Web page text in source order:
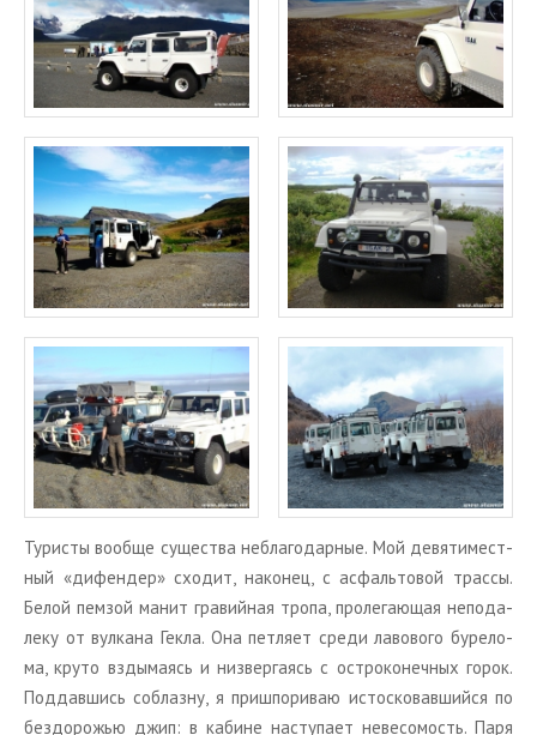
Ту­ри­сты во­об­ще су­ще­ства небла­го­дар­ные. Мой де­вя­ти­мест­
ный «ди­фен­дер» схо­дит, на­ко­нец, с ас­фаль­то­вой трас­сы.
Белой пем­зой манит гра­вий­ная тропа, про­ле­га­ю­щая непо­да­
ле­ку от вул­ка­на Гекла. Она пет­ля­ет среди ла­во­во­го бу­ре­ло­
ма, круто взды­ма­ясь и низ­вер­га­ясь с ост­ро­ко­неч­ных горок.
Под­дав­шись со­блаз­ну, я при­шпо­ри­ваю ис­тос­ко­вав­ший­ся по
без­до­ро­жью джип: в ка­бине на­сту­па­ет неве­со­мость. Паря